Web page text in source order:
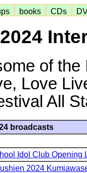
books CDs
of
Love
All
broadcasts
Idol Club Opening
2024